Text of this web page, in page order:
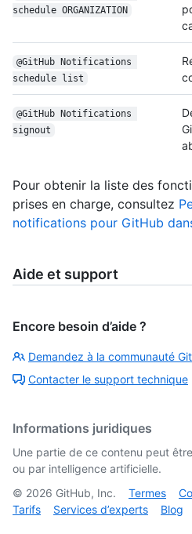
schedule ORGANIZATION
@GitHub Notifications
schedule list
@GitHub Notifications
signout
Pour obtenir la liste des
prises en charge, consultez
notifications pour GitHub
Aide et support
Encore besoin d’aide ?
Demandez à la communauté
Contacter le support technique
Informations juridiques
Une partie de ce contenu peut
ou par intelligence artificielle.
© 2026 GitHub, Inc. Termes
Tarifs
Services d’experts Blog